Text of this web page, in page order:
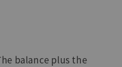
balance plus the